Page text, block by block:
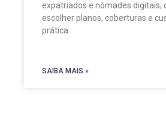
expatriados e nômades digitais;
escolher planos, coberturas e
prática.
SAIBA MAIS »